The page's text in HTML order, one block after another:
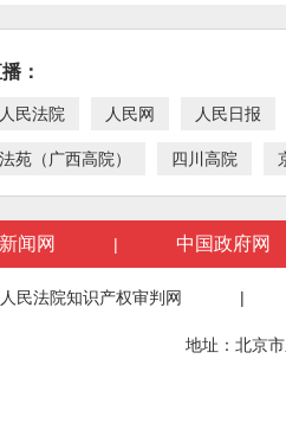
：
民法院 人民网 人民日报
苑（广西高院） 四川高院
闻网 | 中国政府网
人民法院知识产权审判网 |
地址：北京